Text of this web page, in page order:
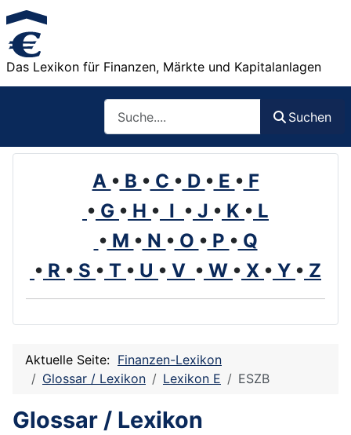
Das Lexikon für Finanzen, Märkte und Kapitalanlagen
Suchen
A • B • C • D • E • F
• G • H • I • J • K • L
• M • N • O • P • Q
• R • S • T • U • V • W • X • Y • Z
Aktuelle Seite: Finanzen-Lexikon
Glossar / Lexikon
Lexikon E ESZB
Glossar / Lexikon